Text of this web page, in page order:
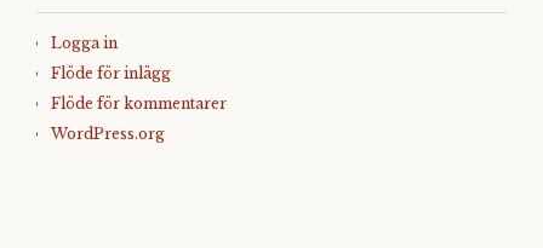
Logga in
Flöde för inlägg
Flöde för kommentarer
WordPress.org